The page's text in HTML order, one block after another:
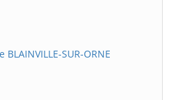
SUR-ORNE